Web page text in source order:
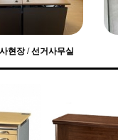
현장 / 선거사무실